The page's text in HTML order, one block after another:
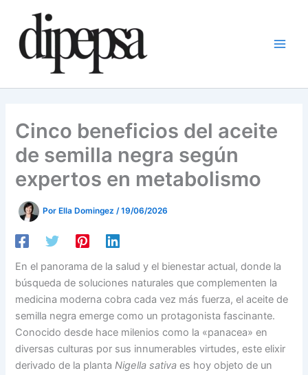
contenido
Cinco beneficios del aceite
de semilla negra según
expertos en metabolismo
Por Ella Domingez/19/06/2026
En el panorama de la salud y el bienestar actual, donde la
búsqueda de soluciones naturales que complementen la
medicina moderna cobra cada vez más fuerza, el aceite de
semilla negra emerge como un protagonista fascinante.
Conocido desde hace milenios como la «panacea» en
diversas culturas por sus innumerables virtudes, este elixir
derivado de la plantaNigella sativa es hoy objeto de un